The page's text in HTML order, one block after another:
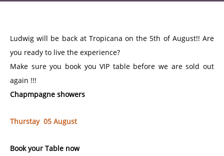
Ludwig will be back at Tropicana on the 5th of August!! Are
you ready to live the experience?
Make sure you book you VIP table before we are sold out
again !!!
Chapmpagne showers
Thurstay 05 August
Book your Table now